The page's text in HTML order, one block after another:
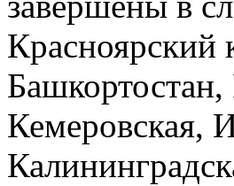
Красноярский
Башкортостан,
Кемеровская,